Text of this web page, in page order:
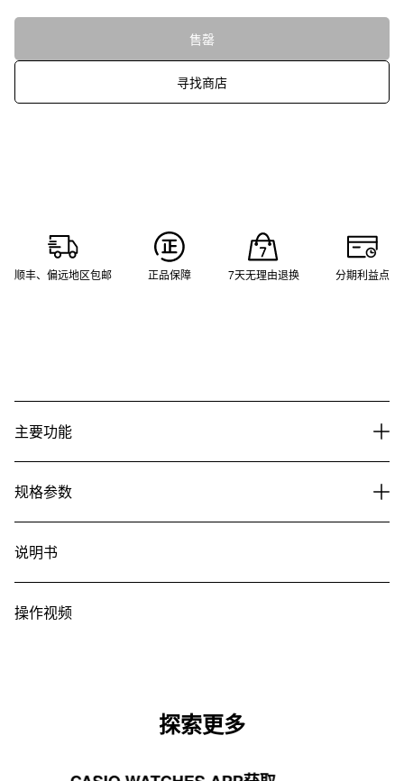
售罄
寻找商店
顺丰、偏远地区包邮 正品保障 7天无理由退换 分期利益点
主要功能
规格参数
说明书
操作视频
探索更多